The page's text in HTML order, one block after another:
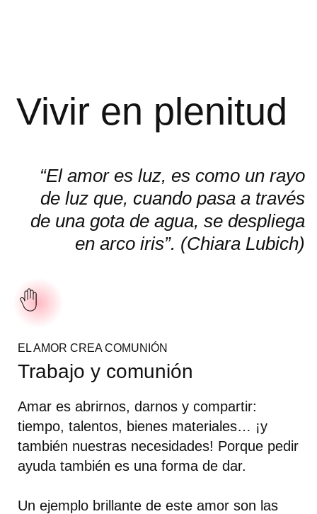
Vivir en plenitud
“El amor es luz, es como un rayo
de luz que, cuando pasa a través
de una gota de agua, se despliega
en arco iris”. (Chiara Lubich)
EL AMOR CREA COMUNIÓN
Trabajo y comunión
Amar es abrirnos, darnos y compartir:
tiempo, talentos, bienes materiales… ¡y
también nuestras necesidades! Porque pedir
ayuda también es una forma de dar.
Un ejemplo brillante de este amor son las